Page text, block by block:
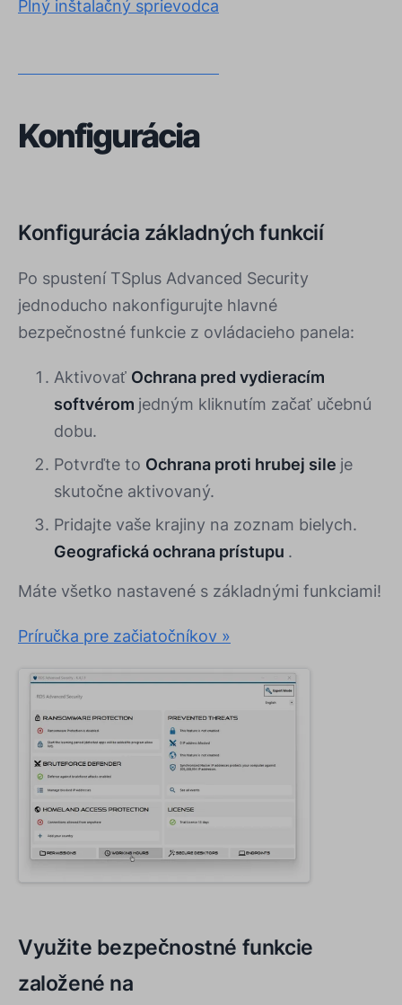
Plný inštalačný sprievodca
Konfigurácia
Konfigurácia základných funkcií
Po spustení TSplus Advanced Security
jednoducho nakonfigurujte hlavné
bezpečnostné funkcie z ovládacieho panela:
Aktivovať Ochrana pred vydieracím
softvérom jedným kliknutím začať učebnú
dobu.
Potvrďte to Ochrana proti hrubej sile je
skutočne aktivovaný.
Pridajte vaše krajiny na zoznam bielych.
Geografická ochrana prístupu .
Máte všetko nastavené s základnými funkciami!
Príručka pre začiatočníkov »
Využite bezpečnostné funkcie
založené na